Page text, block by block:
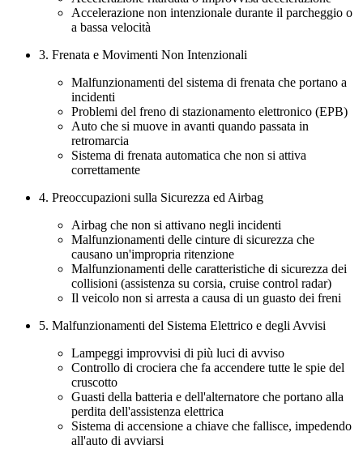
Accelerazione non intenzionale durante il parcheggio o
a bassa velocità
3. Frenata e Movimenti Non Intenzionali
Malfunzionamenti del sistema di frenata che portano a
incidenti
Problemi del freno di stazionamento elettronico (EPB)
Auto che si muove in avanti quando passata in
retromarcia
Sistema di frenata automatica che non si attiva
correttamente
4. Preoccupazioni sulla Sicurezza ed Airbag
Airbag che non si attivano negli incidenti
Malfunzionamenti delle cinture di sicurezza che
causano un'impropria ritenzione
Malfunzionamenti delle caratteristiche di sicurezza dei
collisioni (assistenza su corsia, cruise control radar)
Il veicolo non si arresta a causa di un guasto dei freni
5. Malfunzionamenti del Sistema Elettrico e degli Avvisi
Lampeggi improvvisi di più luci di avviso
Controllo di crociera che fa accendere tutte le spie del
cruscotto
Guasti della batteria e dell'alternatore che portano alla
perdita dell'assistenza elettrica
Sistema di accensione a chiave che fallisce, impedendo
all'auto di avviarsi